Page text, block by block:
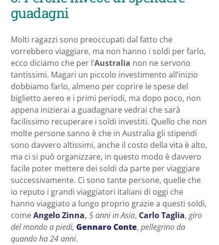
guadagni
Molti ragazzi sono preoccupati dal fatto che
vorrebbero viaggiare, ma non hanno i soldi per farlo,
ecco diciamo che per l’Australia non ne servono
tantissimi. Magari un piccolo investimento all’inizio
dobbiamo farlo, almeno per coprire le spese del
biglietto aereo e i primi periodi, ma dopo poco, non
appena inizierai a guadagnare vedrai che sarà
facilissimo recuperare i soldi investiti. Quello che non
molte persone sanno è che in Australia gli stipendi
sono davvero altissimi, anche il costo della vita è alto,
ma ci si può organizzare, in questo modo è davvero
facile poter mettere dei soldi da parte per viaggiare
successivamente. Ci sono tante persone, quelle che
io reputo i grandi viaggiatori italiani di oggi che
hanno viaggiato a lungo proprio grazie a questi soldi,
comeAngelo Zinna, 5 anni in Asia, Carlo Taglia, giro
del mondo a piedi, Gennaro Conte, pellegrino da
quando ha 24 anni.